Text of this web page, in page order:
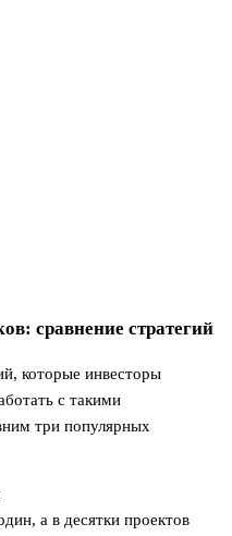
сравнение стратегий
которые инвесторы
с такими
три популярных
а в десятки проектов